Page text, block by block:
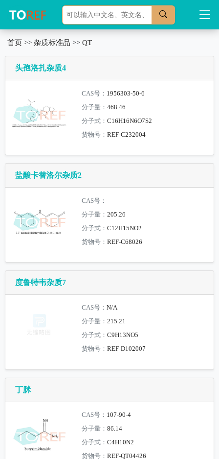
首页 >> 杂质标准品 >> QT
头孢洛扎杂质4
CAS号： 1956303-50-6
分子量：468.46
分子式：C16H16N6O7S2
货物号：REF-C232004
盐酸卡替洛尔杂质2
CAS号：
分子量：205.26
分子式：C12H15NO2
货物号：REF-C68026
度鲁特韦杂质7
CAS号：N/A
分子量：215.21
分子式：C9H13NO5
货物号：REF-D102007
丁脒
CAS号： 107-90-4
分子量：86.14
分子式：C4H10N2
货物号：REF-QT04426